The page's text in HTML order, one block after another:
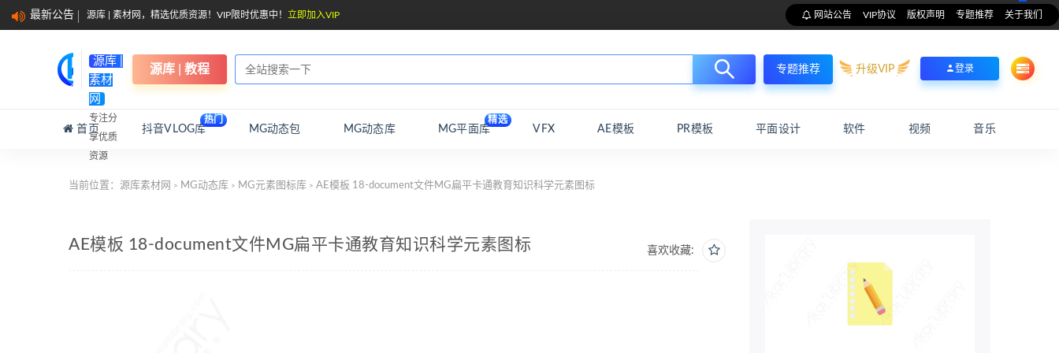
最新公告 源库 | 素材网，精选优质资源！VIP限时优惠中！ 立即加入VIP 网站公告 VIP协议 版权声明 专题推荐 关于我们
源库 |
素材
网
专注分
享优质
资源
源库 | 教程 专题推荐 升级VIP 登录
首页 抖音VLOG库
热门
MG动态包 MG动态库 MG平面库
精选
VFX AE模板 PR模板 平面设计 软件 视频 音乐
当前位置： 源库素材网 > MG动态库 > MG元素图标库 > AE模板 18-document文件MG扁平卡通教育知识科学元素图标
喜欢收藏:
AE模板 18-document文件MG扁平卡通教育知识科学元素图标